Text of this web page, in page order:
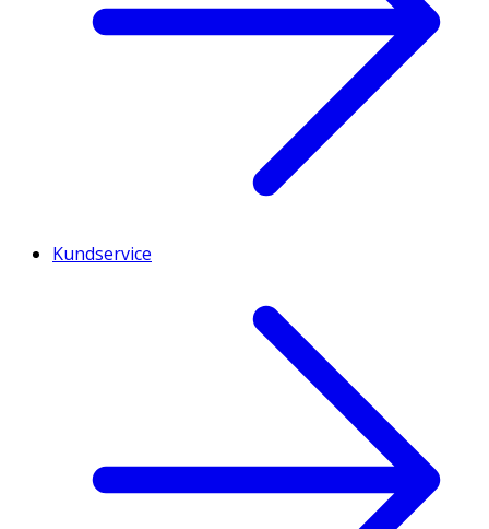
Kundservice